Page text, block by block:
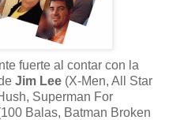
fuerte al contar con la
Jim Lee (X-Men, All Star
Superman For
Balas, Batman Broken